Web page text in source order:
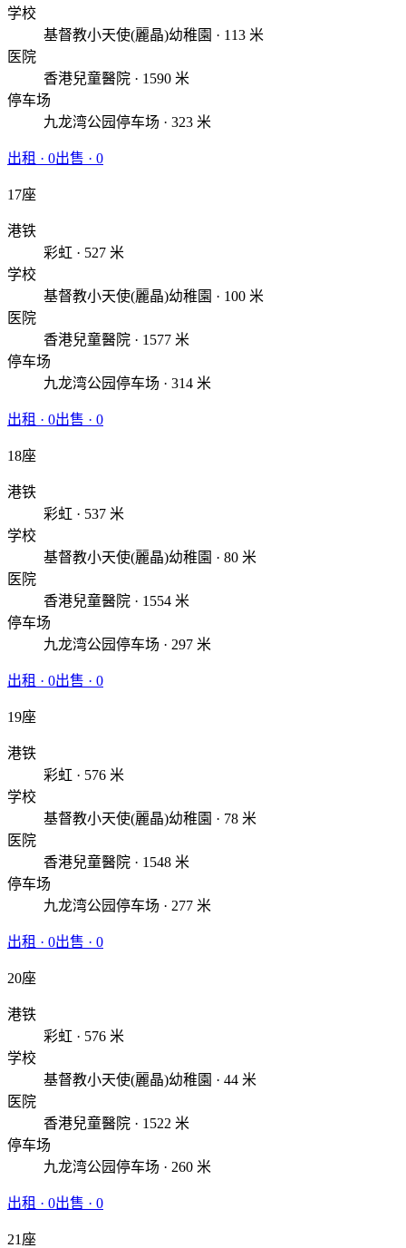
学校
基督教小天使(麗晶)幼稚園 · 113 米
医院
香港兒童醫院 · 1590 米
停车场
九龙湾公园停车场 · 323 米
出租 · 0出售 · 0
17座
港铁
彩虹 · 527 米
学校
基督教小天使(麗晶)幼稚園 · 100 米
医院
香港兒童醫院 · 1577 米
停车场
九龙湾公园停车场 · 314 米
出租 · 0出售 · 0
18座
港铁
彩虹 · 537 米
学校
基督教小天使(麗晶)幼稚園 · 80 米
医院
香港兒童醫院 · 1554 米
停车场
九龙湾公园停车场 · 297 米
出租 · 0出售 · 0
19座
港铁
彩虹 · 576 米
学校
基督教小天使(麗晶)幼稚園 · 78 米
医院
香港兒童醫院 · 1548 米
停车场
九龙湾公园停车场 · 277 米
出租 · 0出售 · 0
20座
港铁
彩虹 · 576 米
学校
基督教小天使(麗晶)幼稚園 · 44 米
医院
香港兒童醫院 · 1522 米
停车场
九龙湾公园停车场 · 260 米
出租 · 0出售 · 0
21座